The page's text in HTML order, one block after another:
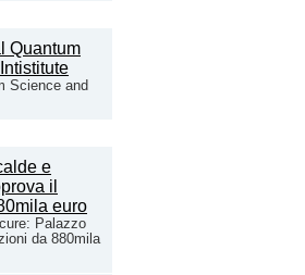
Science and
Palazzo
da 880mila